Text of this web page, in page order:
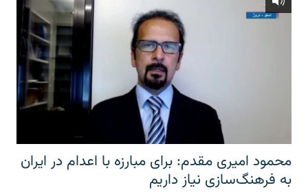
محمود امیری مقدم: برای مبارزه با اعدام در ایران
به فرهنگ‌سازی نیاز داریم